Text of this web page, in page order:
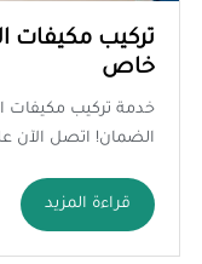
خاص
خدمة تركيب مكيفات
الضمان! اتصل الآن على: 0506518830
قراءة المزيد